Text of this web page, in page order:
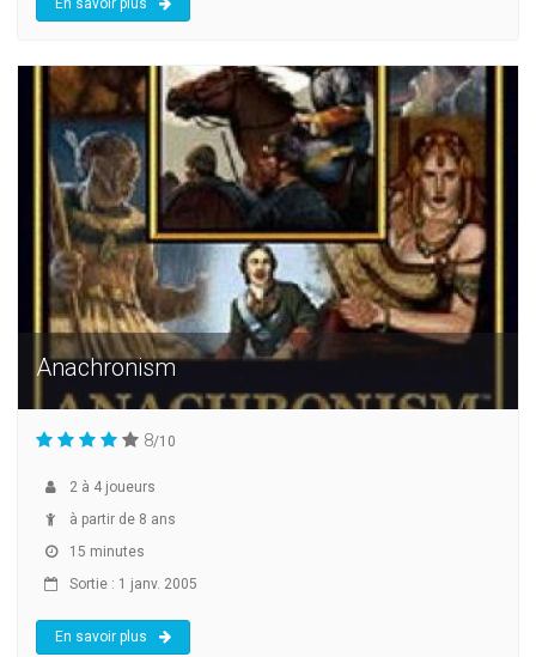
En savoir plus
Anachronism
8/10
2 à 4 joueurs
à partir de 8 ans
15 minutes
Sortie : 1 janv. 2005
En savoir plus